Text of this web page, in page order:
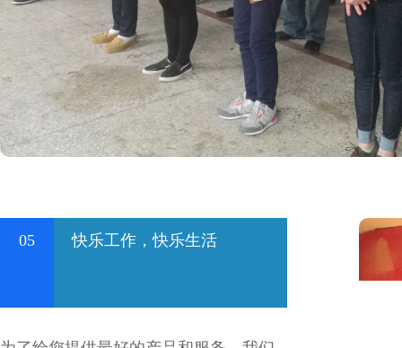
05 快乐工作，快乐生活